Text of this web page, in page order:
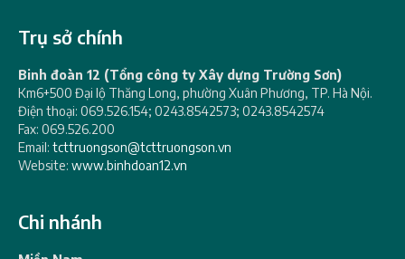
Trụ sở chính
Binh đoàn 12 (Tổng công ty Xây dựng Trường Sơn)
Km6+500 Đại lộ Thăng Long, phường Xuân Phương, TP. Hà Nội.
Điện thoại: 069.526.154; 0243.8542573; 0243.8542574
Fax: 069.526.200
Email: tcttruongson@tcttruongson.vn
Website: www.binhdoan12.vn
Chi nhánh